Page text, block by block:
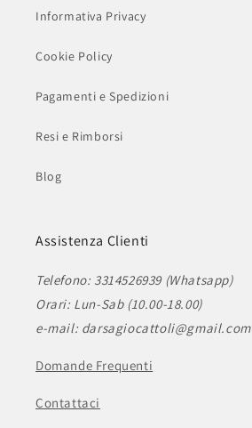
Informativa Privacy
Cookie Policy
Pagamenti e Spedizioni
Resi e Rimborsi
Blog
Assistenza Clienti
Telefono: 3314526939 (Whatsapp)
Orari: Lun-Sab (10.00-18.00)
e-mail: darsagiocattoli@gmail.com
Domande Frequenti
Contattaci